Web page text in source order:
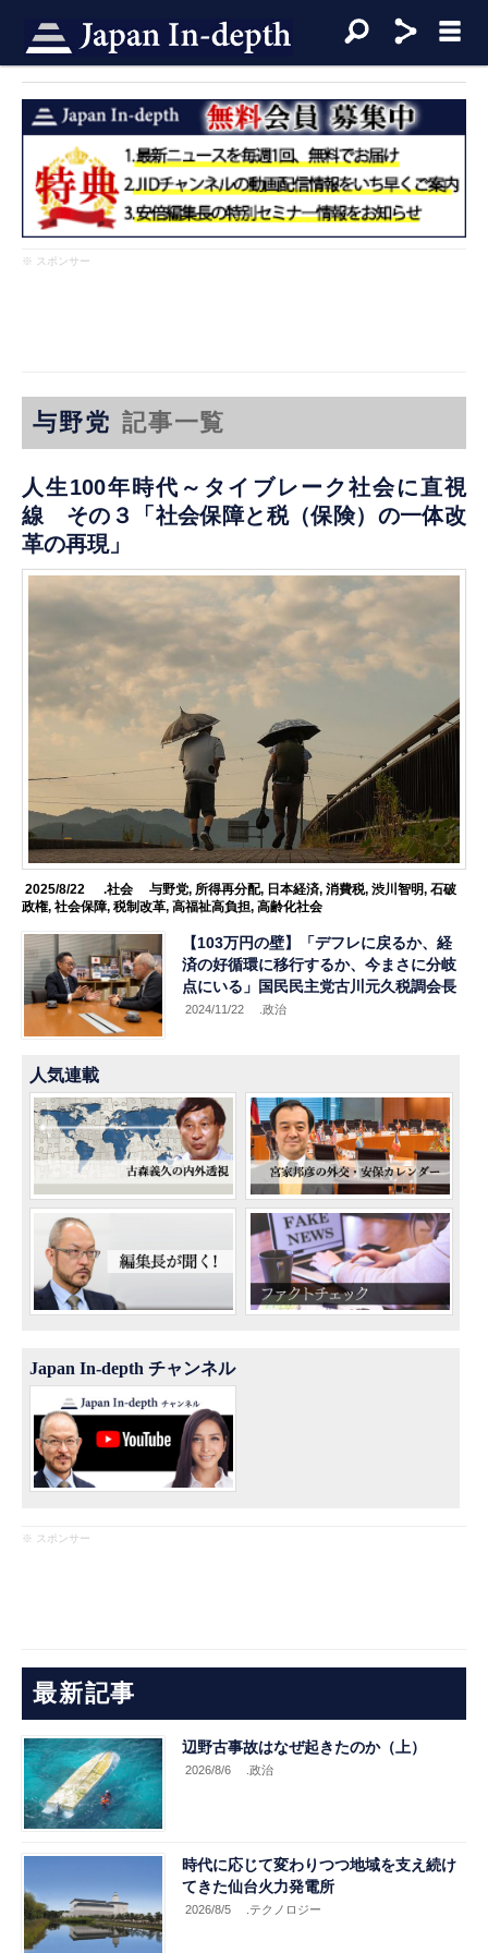
※ スポンサー
与野党 記事一覧
人生100年時代～タイブレーク社会に直視
線 その３「社会保障と税（保険）の一体改
革の再現」
2025/8/22 .社会 与野党, 所得再分配, 日本経済, 消費税, 渋川智明, 石破
政権,社会保障,税制改革,高福祉高負担,高齢化社会
【103万円の壁】「デフレに戻るか、経
済の好循環に移行するか、今まさに分岐
点にいる」国民民主党古川元久税調会長
2024/11/22 .政治
人気連載
Japan In-depth チャンネル
※ スポンサー
最新記事
辺野古事故はなぜ起きたのか（上）
2026/8/6 .政治
時代に応じて変わりつつ地域を支え続け
てきた仙台火力発電所
2026/8/5 .テクノロジー